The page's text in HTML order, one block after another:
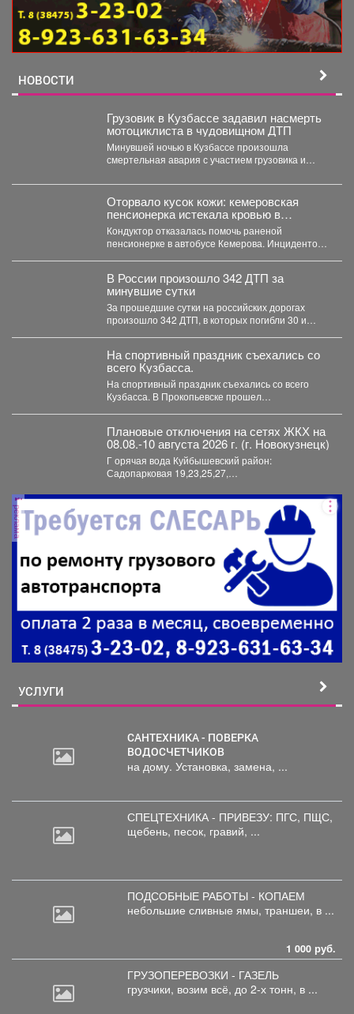
НОВОСТИ
Грузовик в Кузбассе задавил насмерть
мотоциклиста в чудовищном ДТП
Минувшей ночью в Кузбассе произошла
смертельная авария с участием грузовика и
Оторвало кусок кожи: кемеровская
пенсионерка истекала кровью в
автобусе
Кондуктор отказалась помочь раненой
пенсионерке в автобусе Кемерова. Инцидентом
В России произошло 342 ДТП за
минувшие сутки
За прошедшие сутки на российских дорогах
произошло 342 ДТП, в которых погибли 30 и
На спортивный праздник съехались со
всего Кузбасса.
На спортивный праздник съехались со всего
Кузбасса. В Прокопьевске прошел
Плановые отключения на сетях ЖКХ на
08.08.-10 августа 2026 г. (г. Новокузнецк)
Г орячая вода Куйбышевский район:
Садопарковая 19,23,25,27,
реклама
УСЛУГИ
САНТЕХНИКА - ПОВЕРКА
ВОДОСЧЕТЧИКОВ
на дому. Установка, замена, ...
СПЕЦТЕХНИКА - ПРИВЕЗУ: ПГС, ПЩС,
щебень, песок, гравий, ...
ПОДСОБНЫЕ РАБОТЫ - КОПАЕМ
небольшие сливные ямы, траншеи, в ...
1 000 руб.
ГРУЗОПЕРЕВОЗКИ - ГАЗЕЛЬ
грузчики, возим всё, до 2-х тонн, в ...